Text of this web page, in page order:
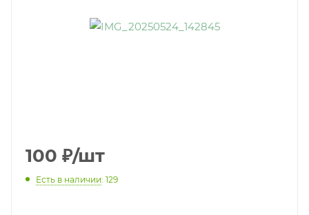
100 ₽/шт
Есть в наличии: 129